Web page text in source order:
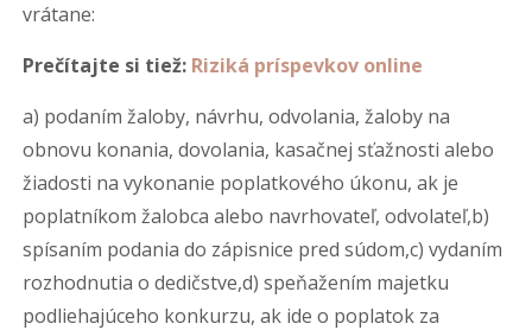
vrátane:
Prečítajte si tiež: Riziká príspevkov online
a) podaním žaloby, návrhu, odvolania, žaloby na
obnovu konania, dovolania, kasačnej sťažnosti alebo
žiadosti na vykonanie poplatkového úkonu, ak je
poplatníkom žalobca alebo navrhovateľ, odvolateľ,b)
spísaním podania do zápisnice pred súdom,c) vydaním
rozhodnutia o dedičstve,d) speňažením majetku
podliehajúceho konkurzu, ak ide o poplatok za